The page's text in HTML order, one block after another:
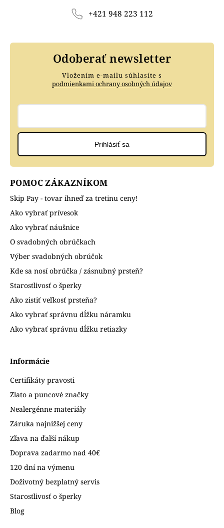
+421 948 223 112
POMOC ZÁKAZNÍKOM
Skip Pay - tovar ihneď za tretinu ceny!
Ako vybrať prívesok
Ako vybrať náušnice
O svadobných obrúčkach
Výber svadobných obrúčok
Kde sa nosí obrúčka / zásnubný prsteň?
Starostlivosť o šperky
Ako zistiť veľkosť prsteňa?
Ako vybrať správnu dĺžku náramku
Ako vybrať správnu dĺžku retiazky
Informácie
Certifikáty pravosti
Zlato a puncové značky
Nealergénne materiály
Záruka najnižšej ceny
Zľava na ďalší nákup
Doprava zadarmo nad 40€
120 dní na výmenu
Doživotný bezplatný servis
Starostlivosť o šperky
Blog
Odoberať newsletter
Vložením e-mailu súhlasíte s
podmienkami ochrany osobných údajov
Prihlásiť sa